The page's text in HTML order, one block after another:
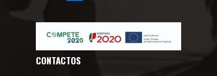
CONTACTOS